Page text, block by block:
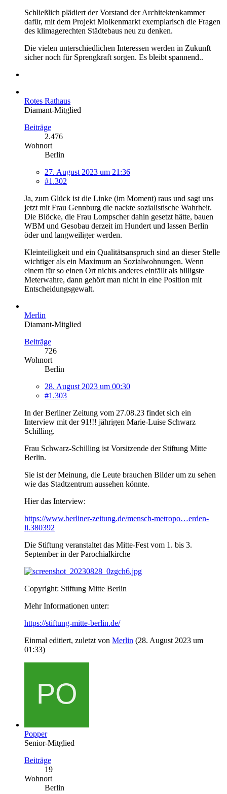
Schließlich plädiert der Vorstand der Architektenkammer
dafür, mit dem Projekt Molkenmarkt exemplarisch die Fragen
des klimagerechten Städtebaus neu zu denken.
Die vielen unterschiedlichen Interessen werden in Zukunft
sicher noch für Sprengkraft sorgen. Es bleibt spannend..
Rotes Rathaus
Diamant-Mitglied
Beiträge
2.476
Wohnort
Berlin
27. August 2023 um 21:36
#1.302
Ja, zum Glück ist die Linke (im Moment) raus und sagt uns
jetzt mit Frau Gennburg die nackte sozialistische Wahrheit.
Die Blöcke, die Frau Lompscher dahin gesetzt hätte, bauen
WBM und Gesobau derzeit im Hundert und lassen Berlin
öder und langweiliger werden.
Kleinteiligkeit und ein Qualitätsanspruch sind an dieser Stelle
wichtiger als ein Maximum an Sozialwohnungen. Wenn
einem für so einen Ort nichts anderes einfällt als billigste
Meterwahre, dann gehört man nicht in eine Position mit
Entscheidungsgewalt.
Merlin
Diamant-Mitglied
Beiträge
726
Wohnort
Berlin
28. August 2023 um 00:30
#1.303
In der Berliner Zeitung vom 27.08.23 findet sich ein
Interview mit der 91!!! jährigen Marie-Luise Schwarz
Schilling.
Frau Schwarz-Schilling ist Vorsitzende der Stiftung Mitte
Berlin.
Sie ist der Meinung, die Leute brauchen Bilder um zu sehen
wie das Stadtzentrum aussehen könnte.
Hier das Interview:
https://www.berliner-zeitung.de/mensch-metropo…erden-
li.380392
Die Stiftung veranstaltet das Mitte-Fest vom 1. bis 3.
September in der Parochialkirche
Copyright: Stiftung Mitte Berlin
Mehr Informationen unter:
https://stiftung-mitte-berlin.de/
Einmal editiert, zuletzt von Merlin (28. August 2023 um
01:33)
Popper
Senior-Mitglied
Beiträge
19
Wohnort
Berlin